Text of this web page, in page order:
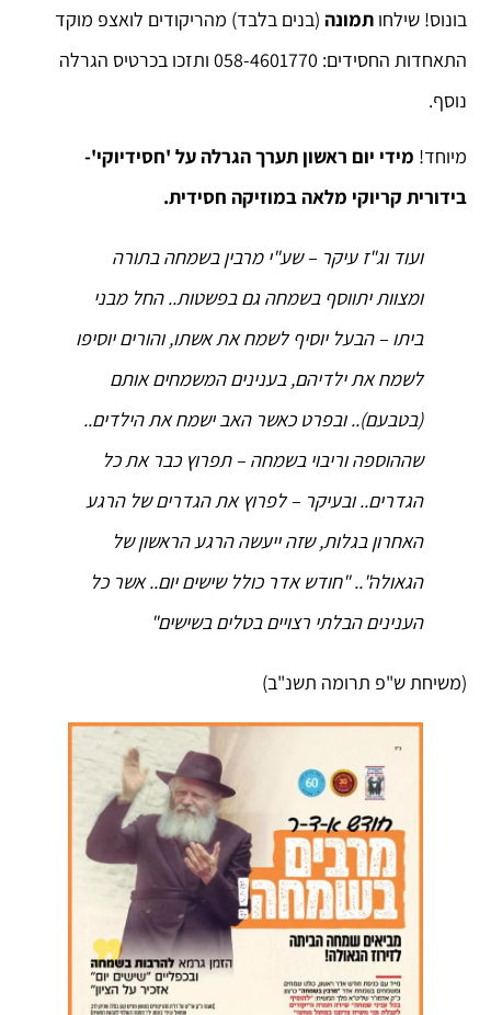
בונוס! שילחותמונה (בנים בלבד) מהריקודים לואצפ מוקד
התאחדות החסידים: 058-4601770 ותזכו בכרטיס הגרלה
נוסף.
מיוחד! מידי יום ראשון תערך הגרלה על 'חסידיוקי'-
בידורית קריוקי מלאה במוזיקה חסידית.
ועוד וג"ז עיקר – שע"י מרבין בשמחה בתורה
ומצוות יתווסף בשמחה גם בפשטות.. החל מבני
ביתו – הבעל יוסיף לשמח את אשתו, והורים יוסיפו
לשמח את ילדיהם, בענינים המשמחים אותם
(בטבעם).. ובפרט כאשר האב ישמח את הילדים..
שההוספה וריבוי בשמחה – תפרוץ כבר את כל
הגדרים.. ובעיקר – לפרוץ את הגדרים של הרגע
האחרון בגלות, שזה ייעשה הרגע הראשון של
הגאולה".. "חודש אדר כולל שישים יום.. אשר כל
הענינים הבלתי רצויים בטלים בשישים"
(משיחת ש"פ תרומה תשנ"ב)